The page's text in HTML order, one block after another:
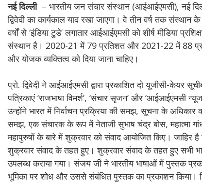
नई दिल्ली – भारतीय जन संचार संस्थान (आईआईएमसी), नई
द्विवेदी का कार्यकाल याद रखा जाएगा। वे तीन वर्ष तक
वर्षों से ‘इंडिया टुडे’ लगातार आईआईएमसी को शीर्ष मीडिया
संस्थान है। 2020-21 में 79 प्रतिशत और 2021-22 में 88
और योजक व्यक्तित्व को दिया जाना चाहिए।
प्रो. द्विवेदी ने आईआईएमसी द्वारा प्रकाशित दो यूजीसी-केयर
पत्रिकाएं ‘राजभाषा विमर्श’, ‘संचार सृजन’ और ‘आईआईएमसी
उन्होंने भारत में निर्वाचन प्रक्रिया की समझ, सूचना के
समझ, एक संचारक के रूप में नेताजी सुभाष चंद्र बोस, महात्मा
महापुरुषों के बारे में शुक्रवार को संवाद आयोजित किए।
शुक्रवार संवाद के तहत हुए। शुक्रवार संवाद के तहत हुए सभी
उपलब्ध कराया गया। संजय जी ने भारतीय भाषाओं में पुस्तक
भूमिका पर शोध और उससे संबंधित पुस्तक का प्रकाशन किया।